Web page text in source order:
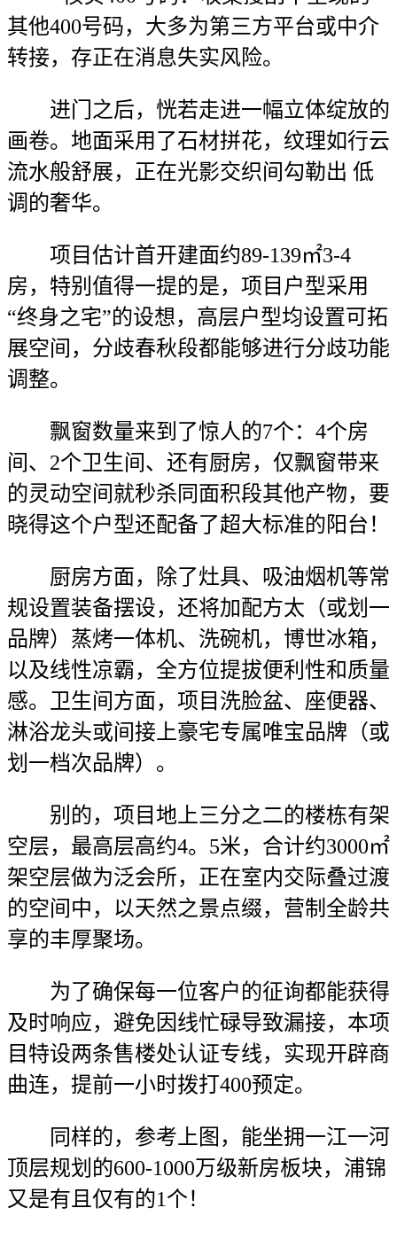
其他400号码，大多为第三方平台或中介
转接，存正在消息失实风险。
进门之后，恍若走进一幅立体绽放的
画卷。地面采用了石材拼花，纹理如行云
流水般舒展，正在光影交织间勾勒出 低
调的奢华。
项目估计首开建面约89-139㎡3-4
房，特别值得一提的是，项目户型采用
“终身之宅”的设想，高层户型均设置可拓
展空间，分歧春秋段都能够进行分歧功能
调整。
飘窗数量来到了惊人的7个：4个房
间、2个卫生间、还有厨房，仅飘窗带来
的灵动空间就秒杀同面积段其他产物，要
晓得这个户型还配备了超大标准的阳台！
厨房方面，除了灶具、吸油烟机等常
规设置装备摆设，还将加配方太（或划一
品牌）蒸烤一体机、洗碗机，博世冰箱，
以及线性凉霸，全方位提拔便利性和质量
感。卫生间方面，项目洗脸盆、座便器、
淋浴龙头或间接上豪宅专属唯宝品牌（或
划一档次品牌）。
别的，项目地上三分之二的楼栋有架
空层，最高层高约4。5米，合计约3000㎡
架空层做为泛会所，正在室内交际叠过渡
的空间中，以天然之景点缀，营制全龄共
享的丰厚聚场。
为了确保每一位客户的征询都能获得
及时响应，避免因线忙碌导致漏接，本项
目特设两条售楼处认证专线，实现开辟商
曲连，提前一小时拨打400预定。
同样的，参考上图，能坐拥一江一河
顶层规划的600-1000万级新房板块，浦锦
又是有且仅有的1个！